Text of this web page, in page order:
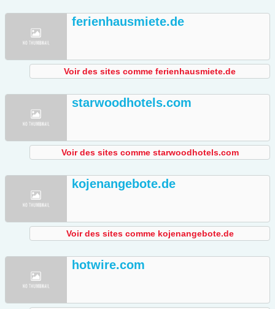
ferienhausmiete.de
Voir des sites comme ferienhausmiete.de
starwoodhotels.com
Voir des sites comme starwoodhotels.com
kojenangebote.de
Voir des sites comme kojenangebote.de
hotwire.com